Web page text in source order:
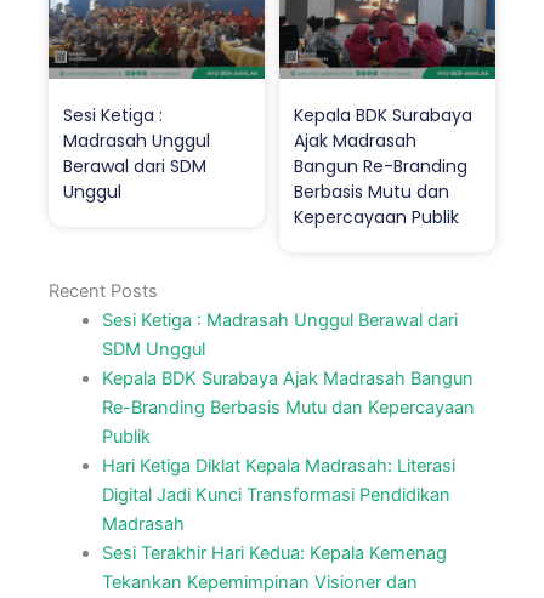
Sesi Ketiga :
Madrasah Unggul
Berawal dari SDM
Unggul
Kepala BDK Surabaya
Ajak Madrasah
Bangun Re-Branding
Berbasis Mutu dan
Kepercayaan Publik
Recent Posts
Sesi Ketiga : Madrasah Unggul Berawal dari
SDM Unggul
Kepala BDK Surabaya Ajak Madrasah Bangun
Re-Branding Berbasis Mutu dan Kepercayaan
Publik
Hari Ketiga Diklat Kepala Madrasah: Literasi
Digital Jadi Kunci Transformasi Pendidikan
Madrasah
Sesi Terakhir Hari Kedua: Kepala Kemenag
Tekankan Kepemimpinan Visioner dan